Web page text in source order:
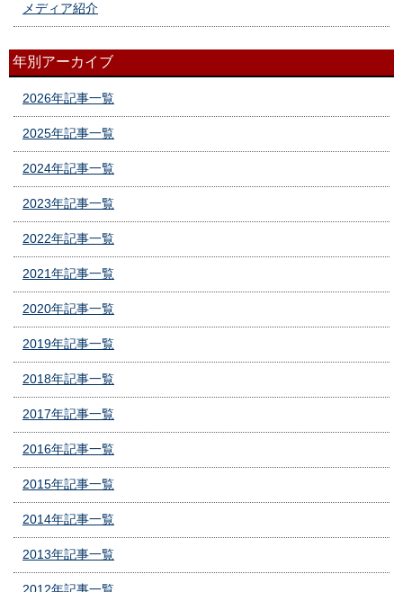
メディア紹介
年別アーカイブ
2026年記事一覧
2025年記事一覧
2024年記事一覧
2023年記事一覧
2022年記事一覧
2021年記事一覧
2020年記事一覧
2019年記事一覧
2018年記事一覧
2017年記事一覧
2016年記事一覧
2015年記事一覧
2014年記事一覧
2013年記事一覧